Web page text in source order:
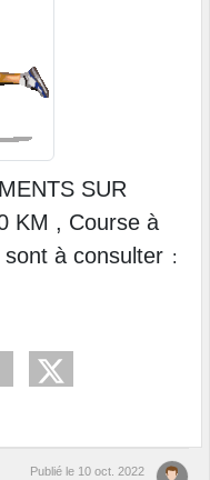
SUR
KM , Course à
sont à consulter :
Publié le 10 oct. 2022